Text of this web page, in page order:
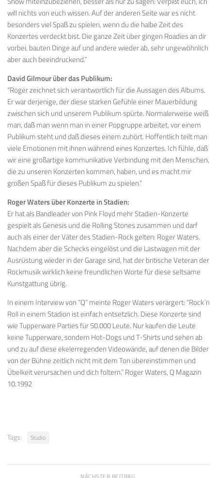
will nichts von euch wissen. Auf der anderen Seite war es nicht
besonders viel Spaß zu spielen, wenn du die halbe Zeit des
Konzertes verdeckt bist. Die ganze Zeit über gingen Roadies an dir
vorbei, bauten Dinge auf und andere wieder ab, sehr ungewöhnlich
aber auch beeindruckend.”
David Gilmour über das Publikum:
“Roger zeichnet sich verantwortlich für die Aussagen des Albums.
Er war derjenige, der diese starken Gefühle einer Mauerbildung
zwischen sich und unserem Publikum spürte. Normalerweise weiß
man, daß man wenn man in einer Popgruppe arbeitet, vor einem
Publikum steht und daß dieses einem zuhört. Hoffentlich teilt man
viele Emotionen mit ihnen während eines Konzertes. Ich fühle, daß
wir eine großartige kommunikative Verbindung mit den Menschen,
die zu unseren Konzerten kommen, haben, und es macht mir
großen Spaß für dieses Publikum zu spielen.”
Roger Waters über Konzerte in Stadien:
Er hat als Bandleader von Pink Floyd mehr Stadien-Konzerte
gespielt als Genesis und die Rolling Stones zusammen und darf
auch als einer der Väter des Stadien-Rock gelten: Roger Waters.
Nachdem aber die Schecks eingelöst und die Lastwagen mit der
Ausrüstung wieder in der Garage sind, hat der britische Veteran der
Rockmusik wirklich keine freundlichen Worte für diese seltsame
Kunstgattung übrig.
In einem Interview von “Q” meinte Roger Waters verärgert: “Rock´n
Roll in einem Stadion ist einfach entsetzlich. Diese Konzerte sind
wie Tupperware Parties für 50.000 Leute. Nur kaufen die Leute
keine Tupperware, sondern Hot-Dogs und T-Shirts und sehen ab
und zu auf diese ekelerregenden Videowände, auf denen die Bilder
von der Bühne zeitlich nicht mit dem Ton übereinstimmen und
Übelkeit verursachen und dich foltern.” Roger Waters, Q Magazin
10.1992
Tags: Studio